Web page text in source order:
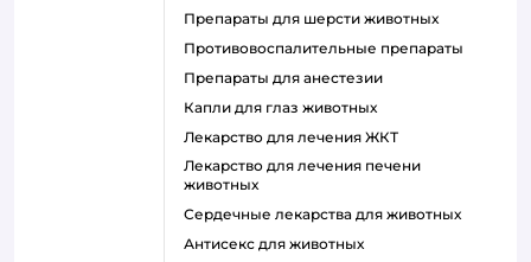
Препараты для шерсти животных
Противовоспалительные препараты
Препараты для анестезии
Капли для глаз животных
Лекарство для лечения ЖКТ
Лекарство для лечения печени
животных
Сердечные лекарства для животных
Антисекс для животных